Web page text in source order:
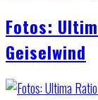
Fotos:
Geiselwind